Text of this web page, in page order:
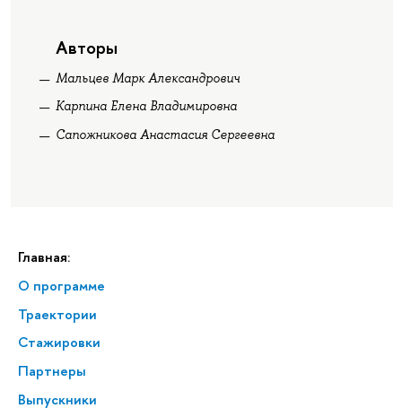
Главная:
О программе
Траектории
Стажировки
Партнеры
Выпускники
Авторы
Мальцев Марк Александрович
Карпина Елена Владимировна
Сапожникова Анастасия Сергеевна